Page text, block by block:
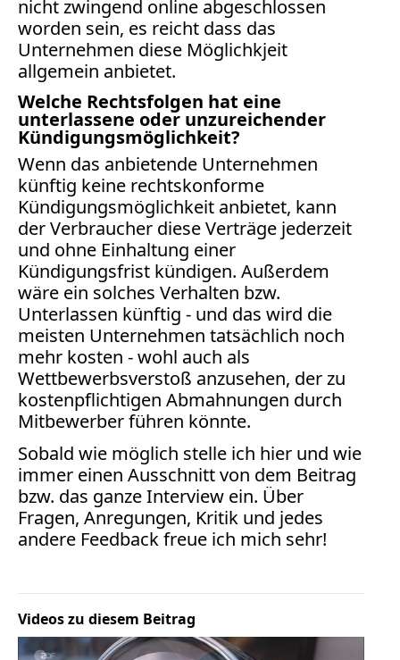
nicht zwingend online abgeschlossen
worden sein, es reicht dass das
Unternehmen diese Möglichkjeit
allgemein anbietet.
Welche Rechtsfolgen hat eine
unterlassene oder unzureichender
Kündigungsmöglichkeit?
Wenn das anbietende Unternehmen
künftig keine rechtskonforme
Kündigungsmöglichkeit anbietet, kann
der Verbraucher diese Verträge jederzeit
und ohne Einhaltung einer
Kündigungsfrist kündigen. Außerdem
wäre ein solches Verhalten bzw.
Unterlassen künftig - und das wird die
meisten Unternehmen tatsächlich noch
mehr kosten - wohl auch als
Wettbewerbsverstoß anzusehen, der zu
kostenpflichtigen Abmahnungen durch
Mitbewerber führen könnte.
Sobald wie möglich stelle ich hier und wie
immer einen Ausschnitt von dem Beitrag
bzw. das ganze Interview ein. Über
Fragen, Anregungen, Kritik und jedes
andere Feedback freue ich mich sehr!
Videos zu diesem Beitrag
Print
Radio
Sportwetten
TV
Tagesspiegel
Urheberrecht
Verbraucherrecht
Volle
Kanne
WDR
Werbung
Wettbewerbsrecht
ZDF
online
print